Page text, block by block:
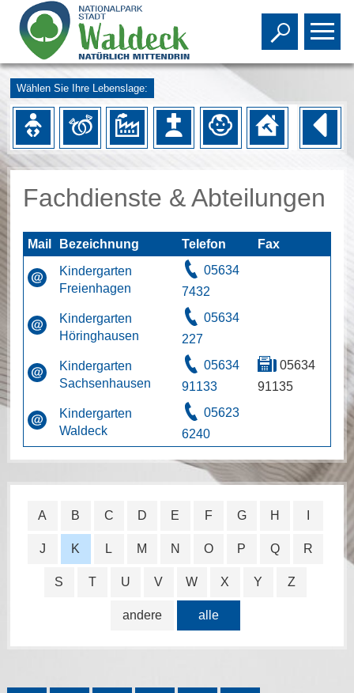
Toggle
Wählen Sie Ihre Lebenslage:
Fachdienste & Abteilungen
Mail Bezeichnung Telefon
Fax
Kindergarten
Freienhagen
05634
7432
Kindergarten
Höringhausen
05634
227
Kindergarten
Sachsenhausen
05634
91133
05634
91135
Kindergarten
Waldeck
05623
6240
alle
A B C D E F G H
J K L M N O P Q R
S T U V W X Y Z
andere